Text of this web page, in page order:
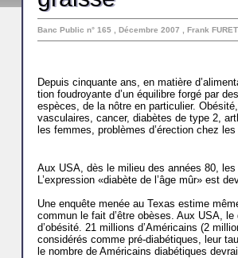
Banc Public n° 165 , Décembre 2007 , Frank FURET
Depuis cinquante ans, en matière
tion foudroyante d’un équilibre forgé par
espèces, de la nôtre en particulier.
vasculaires, cancer, diabètes de type 2,
les femmes, problèmes d’érection chez
Aux USA, dès le milieu des années 80,
L’expression «diabète de l’âge mûr» est
Une enquête menée au Texas estime
commun le fait d’être obèses. Aux USA,
d’obésité. 21 millions d’Américains (2
considérés comme pré-diabéti­ques, leur
le nombre de Américains diabétiques